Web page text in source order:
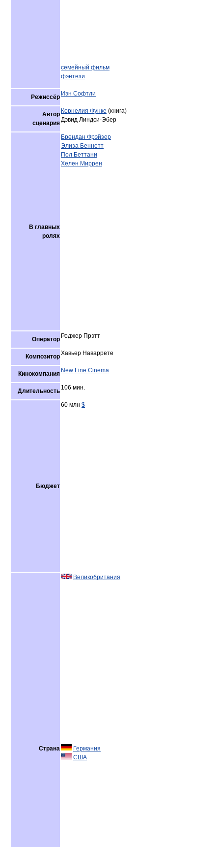
семейный фильм
фэнтези
Режиссёр Иэн Софтли
Автор
сценария
Корнелия Функе (книга)
Дэвид Линдси-Эбер
В главных
ролях
Брендан Фрэйзер
Элиза Беннетт
Пол Беттани
Хелен Миррен
Оператор Роджер Прэтт
КомпозиторХавьер Наваррете
Кинокомпания New Line Cinema
Длительность 106 мин.
Бюджет
60 млн $
Страна
Великобритания
Германия
США